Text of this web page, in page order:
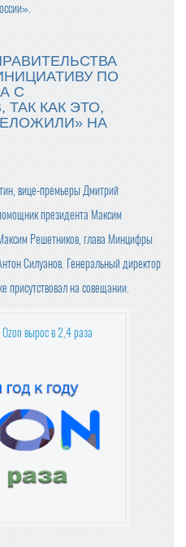
В РОССИИ СНИЗИЛИСЬ
ЦЕНОВОГО СГОВОРА У П
2025 НОВЫМ ГОД
ПОДОРОЖАЕТ АЛКОГОЛЬ
В НОЯБРЕ УСКОРИЛАСЬ
ПОДЕШЕВЕЛИ В НОЯБРЕ
КАК 11.11 СТАЛ ДНЕМ ШО
ЦЕН НА ПРОДУКТЫ НЕ ОДОБРЕН
ОПЛАТУ ПРИ ПОЛУЧЕНИИ
ПО
С
КАК ЭТО,
НА
вице-премьеры Дмитрий
президента Максим
Решетников, глава Минцифры
Силуанов. Генеральный директор
на совещании.
вырос в 2,4 раза